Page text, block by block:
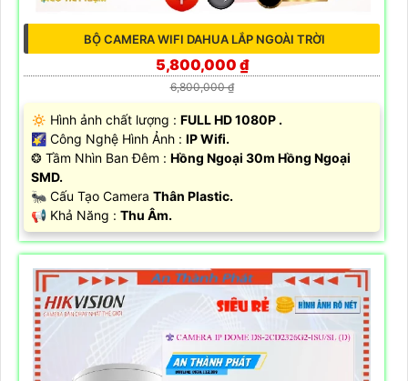
BỘ CAMERA WIFI DAHUA LẮP NGOÀI TRỜI
5,800,000 ₫
6,800,000 ₫
🔅 Hình ảnh chất lượng : FULL HD 1080P .
🌠 Công Nghệ Hình Ảnh : IP Wifi.
❂ Tầm Nhìn Ban Đêm : Hồng Ngoại 30m Hồng Ngoại
SMD.
🐜 Cấu Tạo Camera Thân Plastic.
️📢 Khả Năng : Thu Âm.